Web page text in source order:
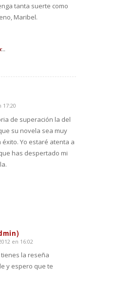
tanta suerte como
Maribel.
17:20
de superación la del
su novela sea muy
Yo estaré atenta a
has despertado mi
en 16:02
tienes la reseña
y espero que te